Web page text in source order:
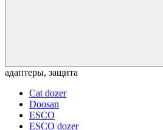
адаптеры, защита
Cat dozer
Doosan
ESCO
ESCO dozer